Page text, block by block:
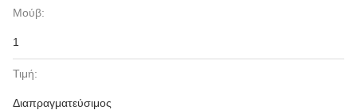
Μούβ:
1
Τιμή:
Διαπραγματεύσιμος